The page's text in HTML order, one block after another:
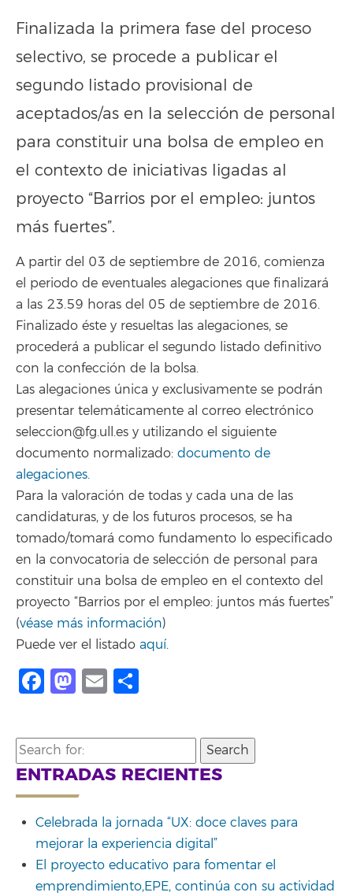
Finalizada la primera fase del proceso
selectivo, se procede a publicar el
segundo listado provisional de
aceptados/as en la selección de personal
para constituir una bolsa de empleo en
el contexto de iniciativas ligadas al
proyecto “Barrios por el empleo: juntos
más fuertes”.
A partir del 03 de septiembre de 2016, comienza
el periodo de eventuales alegaciones que finalizará
a las 23.59 horas del 05 de septiembre de 2016.
Finalizado éste y resueltas las alegaciones, se
procederá a publicar el segundo listado definitivo
con la confección de la bolsa.
Las alegaciones única y exclusivamente se podrán
presentar telemáticamente al correo electrónico
seleccion@fg.ull.es y utilizando el siguiente
documento normalizado: documento de
alegaciones.
Para la valoración de todas y cada una de las
candidaturas, y de los futuros procesos, se ha
tomado/tomará como fundamento lo especificado
en la convocatoria de selección de personal para
constituir una bolsa de empleo en el contexto del
proyecto “Barrios por el empleo: juntos más fuertes”
(véase más información)
Puede ver el listado aquí.
Facebook
Mastodon
Email
Search
for:
ENTRADAS RECIENTES
Celebrada la jornada “UX: doce claves para
mejorar la experiencia digital”
El proyecto educativo para fomentar el
emprendimiento,EPE, continúa con su actividad